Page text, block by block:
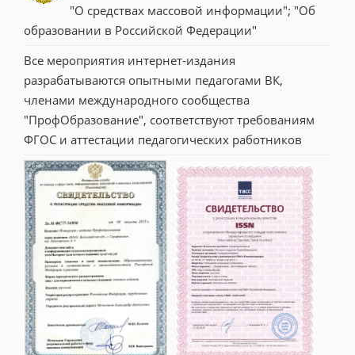
"О средствах массовой информации"; "Об
образовании в Российской Федерации"
Все мероприятия интернет-издания
разрабатываются опытными педагогами ВК,
членами международного сообщества
"ПрофОбразование", соответствуют требованиям
ФГОС и аттестации педагогических работников